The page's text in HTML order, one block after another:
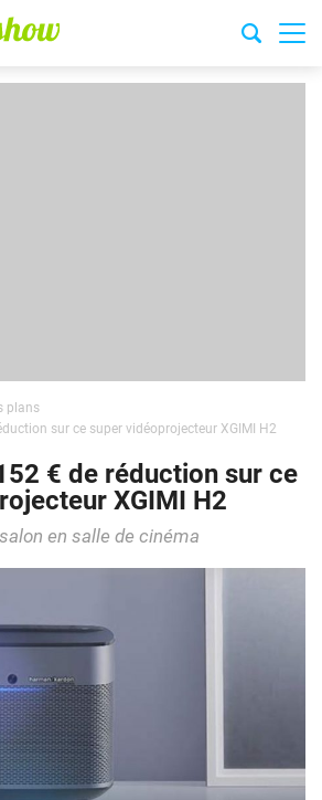
plans
sur ce super vidéoprojecteur XGIMI H2
€ de réduction sur ce
XGIMI H2
en salle de cinéma